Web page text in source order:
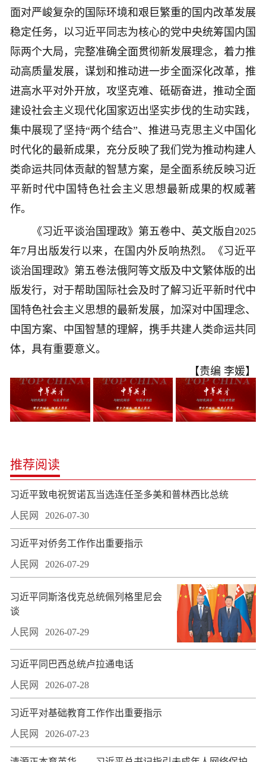
面对严峻复杂的国际环境和艰巨繁重的国内改革发展
稳定任务，以习近平同志为核心的党中央统筹国内国
际两个大局，完整准确全面贯彻新发展理念，着力推
动高质量发展，谋划和推动进一步全面深化改革，推
进高水平对外开放，攻坚克难、砥砺奋进，推动全面
建设社会主义现代化国家迈出坚实步伐的生动实践，
集中展现了坚持“两个结合”、推进马克思主义中国化
时代化的最新成果，充分反映了我们党为推动构建人
类命运共同体贡献的智慧方案，是全面系统反映习近
平新时代中国特色社会主义思想最新成果的权威著
作。
《习近平谈治国理政》第五卷中、英文版自2025
年7月出版发行以来，在国内外反响热烈。《习近平
谈治国理政》第五卷法俄阿等文版及中文繁体版的出
版发行，对于帮助国际社会及时了解习近平新时代中
国特色社会主义思想的最新发展，加深对中国理念、
中国方案、中国智慧的理解，携手共建人类命运共同
体，具有重要意义。
【责编 李媛】
推荐阅读
习近平致电祝贺诺瓦当选连任圣多美和普林西比总统
人民网 2026-07-30
习近平对侨务工作作出重要指示
人民网 2026-07-29
习近平同斯洛伐克总统佩列格里尼会
谈
人民网 2026-07-29
习近平同巴西总统卢拉通电话
人民网 2026-07-28
习近平对基础教育工作作出重要指示
人民网 2026-07-23